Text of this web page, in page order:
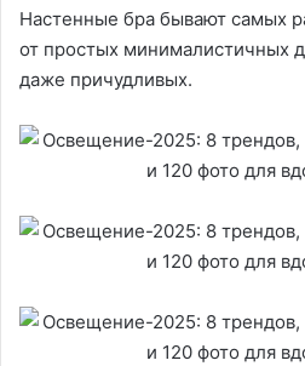
Настенные бра бывают самых
от простых минималистичных
даже причудливых.